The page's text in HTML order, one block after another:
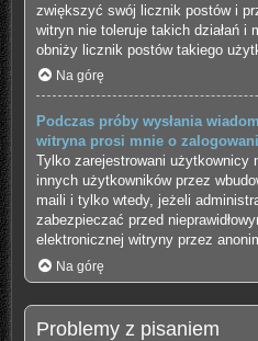
zwiększyć swój licznik postów i
witryn nie toleruje takich działań i
obniży licznik postów takiego
Na górę
Podczas próby wysłania
witryna prosi mnie o
Tylko zarejestrowani użytkownicy
innych użytkowników przez
maili i tylko wtedy, jeżeli
zabezpieczać przed
elektronicznej witryny przez
Na górę
Problemy z pisaniem